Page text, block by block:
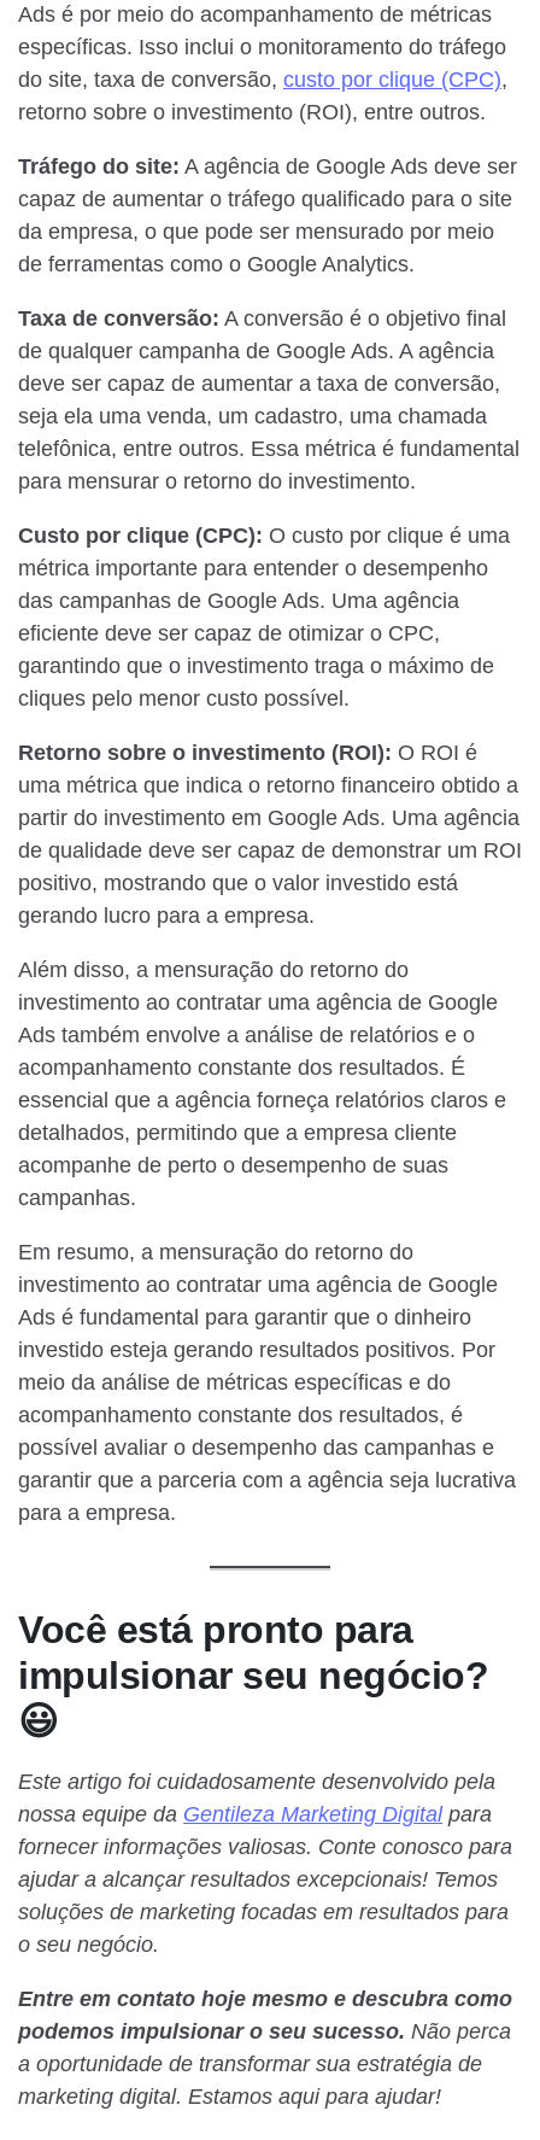
Ads é por meio do acompanhamento de métricas
específicas. Isso inclui o monitoramento do tráfego
do site, taxa de conversão, custo por clique (CPC),
retorno sobre o investimento (ROI), entre outros.
Tráfego do site: A agência de Google Ads deve ser
capaz de aumentar o tráfego qualificado para o site
da empresa, o que pode ser mensurado por meio
de ferramentas como o Google Analytics.
Taxa de conversão: A conversão é o objetivo final
de qualquer campanha de Google Ads. A agência
deve ser capaz de aumentar a taxa de conversão,
seja ela uma venda, um cadastro, uma chamada
telefônica, entre outros. Essa métrica é fundamental
para mensurar o retorno do investimento.
Custo por clique (CPC): O custo por clique é uma
métrica importante para entender o desempenho
das campanhas de Google Ads. Uma agência
eficiente deve ser capaz de otimizar o CPC,
garantindo que o investimento traga o máximo de
cliques pelo menor custo possível.
Retorno sobre o investimento (ROI): O ROI é
uma métrica que indica o retorno financeiro obtido a
partir do investimento em Google Ads. Uma agência
de qualidade deve ser capaz de demonstrar um ROI
positivo, mostrando que o valor investido está
gerando lucro para a empresa.
Além disso, a mensuração do retorno do
investimento ao contratar uma agência de Google
Ads também envolve a análise de relatórios e o
acompanhamento constante dos resultados. É
essencial que a agência forneça relatórios claros e
detalhados, permitindo que a empresa cliente
acompanhe de perto o desempenho de suas
campanhas.
Em resumo, a mensuração do retorno do
investimento ao contratar uma agência de Google
Ads é fundamental para garantir que o dinheiro
investido esteja gerando resultados positivos. Por
meio da análise de métricas específicas e do
acompanhamento constante dos resultados, é
possível avaliar o desempenho das campanhas e
garantir que a parceria com a agência seja lucrativa
para a empresa.
Você está pronto para
impulsionar seu negócio?
😃
Este artigo foi cuidadosamente desenvolvido pela
nossa equipe da Gentileza Marketing Digital para
fornecer informações valiosas. Conte conosco para
ajudar a alcançar resultados excepcionais! Temos
soluções de marketing focadas em resultados para
o seu negócio.
Entre em contato hoje mesmo e descubra como
podemos impulsionar o seu sucesso. Não perca
a oportunidade de transformar sua estratégia de
marketing digital. Estamos aqui para ajudar!